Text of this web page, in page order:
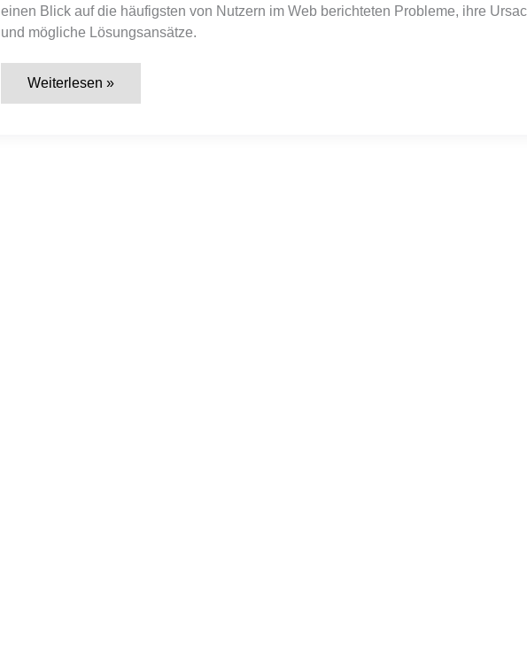
einen Blick auf die häufigsten von Nutzern im Web berichteten Probleme, ihre
und mögliche Lösungsansätze.
macOS
Weiterlesen »